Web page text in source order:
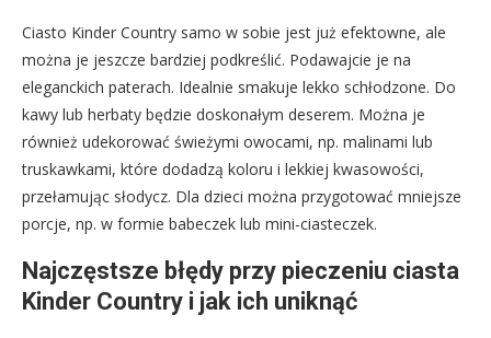
Ciasto Kinder Country samo w sobie jest już efektowne, ale
można je jeszcze bardziej podkreślić. Podawajcie je na
eleganckich paterach. Idealnie smakuje lekko schłodzone. Do
kawy lub herbaty będzie doskonałym deserem. Można je
również udekorować świeżymi owocami, np. malinami lub
truskawkami, które dodadzą koloru i lekkiej kwasowości,
przełamując słodycz. Dla dzieci można przygotować mniejsze
porcje, np. w formie babeczek lub mini-ciasteczek.
Najczęstsze błędy przy pieczeniu ciasta
Kinder Country i jak ich uniknąć